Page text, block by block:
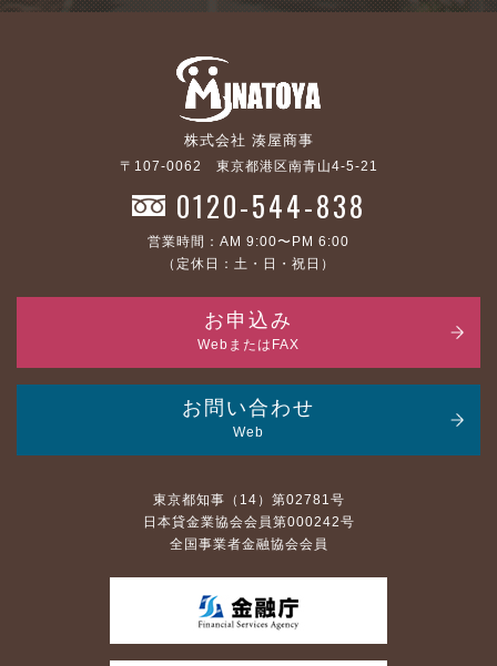
株式会社 湊屋商事
〒107-0062 東京都港区南青山4-5-21
0120-544-838
営業時間：AM 9:00〜PM 6:00
（定休日：土・日・祝日）
お申込み
WebまたはFAX
お問い合わせ
Web
東京都知事（14）第02781号
日本貸金業協会会員第000242号
全国事業者金融協会会員